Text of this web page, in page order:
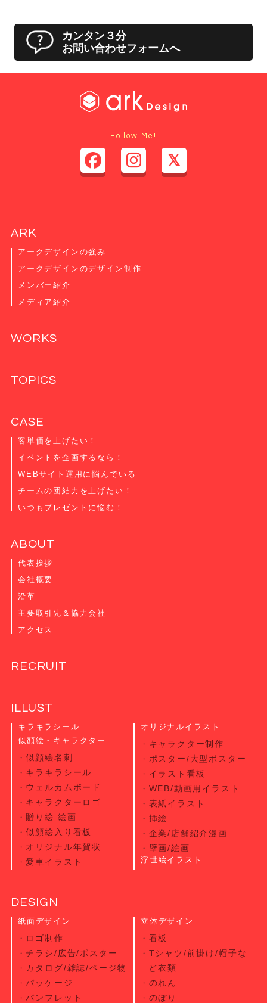
カンタン３分
お問い合わせフォームへ
Follow Me!
ARK
アークデザインの強み
アークデザインのデザイン制作
メンバー紹介
メディア紹介
WORKS
TOPICS
CASE
客単価を上げたい！
イベントを企画するなら！
WEBサイト運用に悩んでいる
チームの団結力を上げたい！
いつもプレゼントに悩む！
ABOUT
代表挨拶
会社概要
沿革
主要取引先＆協力会社
アクセス
RECRUIT
ILLUST
キラキラシール
似顔絵・キャラクター
似顔絵名刺
キラキラシール
ウェルカムボード
キャラクターロゴ
贈り絵 絵画
似顔絵入り看板
オリジナル年賀状
愛車イラスト
オリジナルイラスト
キャラクター制作
ポスター/大型ポスター
イラスト看板
WEB/動画用イラスト
表紙イラスト
挿絵
企業/店舗紹介漫画
壁画/絵画
浮世絵イラスト
DESIGN
紙面デザイン
ロゴ制作
チラシ/広告/ポスター
カタログ/雑誌/ページ物
パッケージ
パンフレット
立体デザイン
看板
Tシャツ/前掛け/帽子な
ど衣類
のれん
のぼり